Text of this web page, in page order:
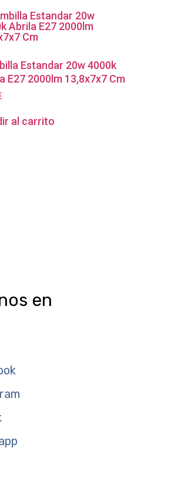
Estandar 20w 4000k
E27 2000lm 13,8x7x7 Cm
al carrito
en